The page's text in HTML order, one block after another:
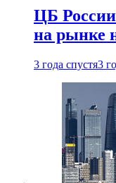
ЦБ России
на рынке
3 года спустя3